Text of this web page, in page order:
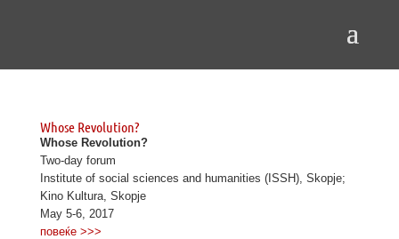
Whose Revolution?
Whose Revolution?
Two-day forum
Institute of social sciences and humanities (ISSH), Skopje;
Kino Kultura, Skopje
May 5-6, 2017
повеќе >>>